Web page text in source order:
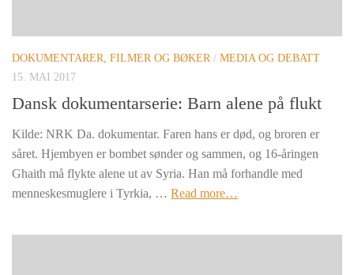
DOKUMENTARER, FILMER OG BØKER / MEDIA OG DEBATT
15. MAI 2017
Dansk dokumentarserie: Barn alene på flukt
Kilde: NRK Da. dokumentar. Faren hans er død, og broren er
såret. Hjembyen er bombet sønder og sammen, og 16-åringen
Ghaith må flykte alene ut av Syria. Han må forhandle med
menneskesmuglere i Tyrkia, … Read more…